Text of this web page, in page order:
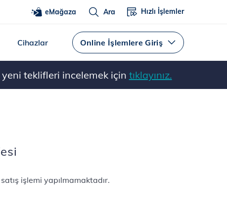
eMağaza Ara Hızlı İşlemler
Cihazlar Online İşlemlere Giriş
teklifleri incelemek için tıklayınız.
işlemi yapılmamaktadır.